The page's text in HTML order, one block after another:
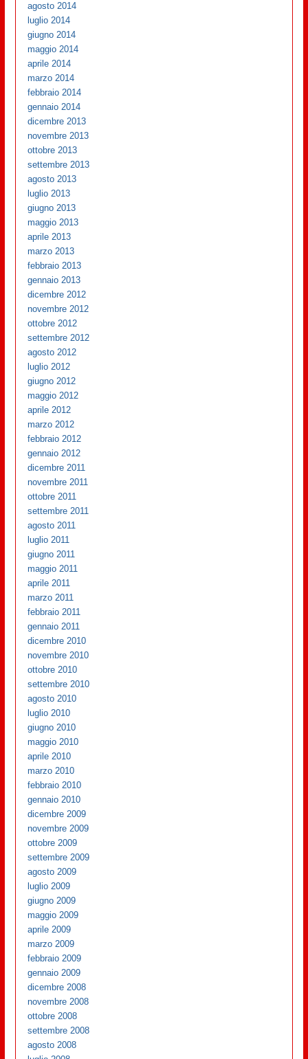
agosto 2014
luglio 2014
giugno 2014
maggio 2014
aprile 2014
marzo 2014
febbraio 2014
gennaio 2014
dicembre 2013
novembre 2013
ottobre 2013
settembre 2013
agosto 2013
luglio 2013
giugno 2013
maggio 2013
aprile 2013
marzo 2013
febbraio 2013
gennaio 2013
dicembre 2012
novembre 2012
ottobre 2012
settembre 2012
agosto 2012
luglio 2012
giugno 2012
maggio 2012
aprile 2012
marzo 2012
febbraio 2012
gennaio 2012
dicembre 2011
novembre 2011
ottobre 2011
settembre 2011
agosto 2011
luglio 2011
giugno 2011
maggio 2011
aprile 2011
marzo 2011
febbraio 2011
gennaio 2011
dicembre 2010
novembre 2010
ottobre 2010
settembre 2010
agosto 2010
luglio 2010
giugno 2010
maggio 2010
aprile 2010
marzo 2010
febbraio 2010
gennaio 2010
dicembre 2009
novembre 2009
ottobre 2009
settembre 2009
agosto 2009
luglio 2009
giugno 2009
maggio 2009
aprile 2009
marzo 2009
febbraio 2009
gennaio 2009
dicembre 2008
novembre 2008
ottobre 2008
settembre 2008
agosto 2008